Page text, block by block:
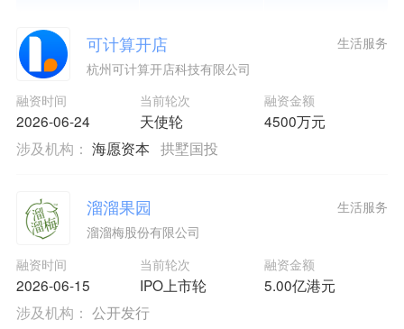
可计算开店
杭州可计算开店科技有限公司
融资时间
2026-06-24
当前轮次
天使轮
融资金额
4500万元
生活服务
涉及机构： 海愿资本 拱墅国投
溜溜果园
溜溜梅股份有限公司
融资时间
2026-06-15
当前轮次
IPO上市轮
融资金额
5.00亿港元
生活服务
涉及机构： 公开发行